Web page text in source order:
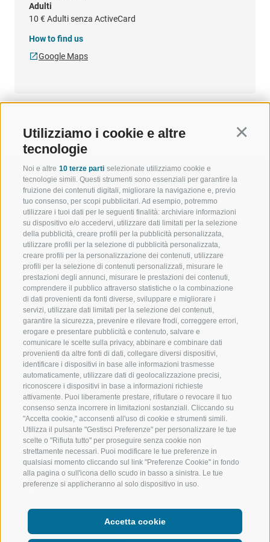
Utilizziamo i cookie e altre
tecnologie
Noi e altre 10 terze parti selezionate utilizziamo cookie e
tecnologie simili. Questi strumenti sono essenziali per garantire la
fruizione dei contenuti digitali, migliorare la navigazione e, previo
tuo consenso, per scopi pubblicitari. Ad esempio, potremmo
utilizzare i tuoi dati per le seguenti finalità: archiviare informazioni
su dispositivo e/o accedervi, utilizzare dati limitati per la selezione
della pubblicità, creare profili per la pubblicità personalizzata,
utilizzare profili per la selezione di pubblicità personalizzata,
creare profili per la personalizzazione dei contenuti, utilizzare
profili per la selezione di contenuti personalizzati, misurare le
prestazioni degli annunci, misurare le prestazioni dei contenuti,
comprendere il pubblico attraverso statistiche o la combinazione
di dati provenienti da fonti diverse, sviluppare e migliorare i
servizi, utilizzare dati limitati per la selezione dei contenuti,
garantire la sicurezza, prevenire e rilevare frodi, correggere errori,
erogare e presentare pubblicità e contenuto, salvare e
comunicare le scelte sulla privacy, abbinare e combinare dati
provenienti da altre fonti di dati, collegare diversi dispositivi,
identificare i dispositivi in base alle informazioni trasmesse
automaticamente, utilizzare dati di geolocalizzazione precisi,
riconoscere i dispositivi in base a informazioni richieste
attivamente. Puoi liberamente prestare, rifiutare o revocare il tuo
consenso senza incorrere in limitazioni sostanziali. Cliccando su
"Accetta cookie," acconsenti all'uso di cookie e strumenti simili.
Utilizza il pulsante "Gestisci Preferenze" per personalizzare le tue
scelte o "Rifiuta tutto" per proseguire senza cookie non
strettamente necessari. Puoi modificare le tue preferenze in
qualsiasi momento cliccando sul link "Preferenze Cookie" in fondo
alla pagina o sull'icona dello scudo in basso a sinistra. Le tue
preferenze si applicheranno al solo dispositivo in uso.
Accetta cookie
Adulti
10 € Adulti senza ActiveCard
How to find us
Google Maps
BENVENUTI NELLA REGIONE
TURISTICA DI RACINES
VAL GIOVO
VAL RACINES
VAL RIDANNA
IMPIANTI DI RISALITA
SCUOLA DI SCI RACINES
LUISL'S SKI SCHOOL A RACINES
SPORT E
MOMENTI
SCIARE
ESCURSIONI
ALTA
BIKE
FONDO
ACQUA DA
SEGUICI SUI SOCIAL